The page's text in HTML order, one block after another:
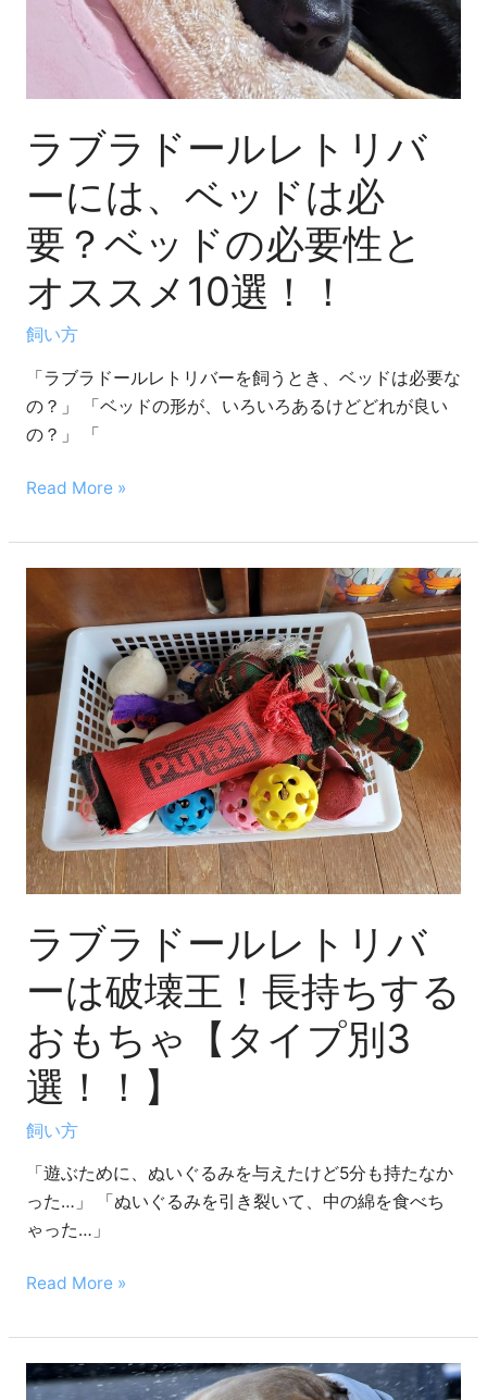
ラブラドールレトリバ
ーには、ベッドは必
要？ベッドの必要性と
オススメ10選！！
飼い方
「ラブラドールレトリバーを飼うとき、ベッドは必要な
の？」 「ベッドの形が、いろいろあるけどどれが良い
の？」 「
に
ベ
は
必
要？
ベ
ド
の
必
性
オ
メ
10
選！！
Read More »
ラブラドールレトリバ
ーは破壊王！長持ちする
おもちゃ【タイプ別3
選！！】
飼い方
「遊ぶために、ぬいぐるみを与えたけど5分も持たなか
った…」 「ぬいぐるみを引き裂いて、中の綿を食べち
ゃった…」
ラ
ド
ー
ト
リ
バ
ー
は
壊
持
ち
す
る
お
も
ち
ゃ
イ
別
3
Read More »
ラ